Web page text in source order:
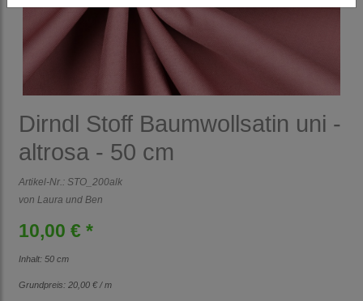
Dirndl Stoff Baumwollsatin uni -
altrosa - 50 cm
Artikel-Nr.: STO_200alk
von Laura und Ben
10,00 € *
Inhalt: 50 cm
Grundpreis: 20,00 € / m